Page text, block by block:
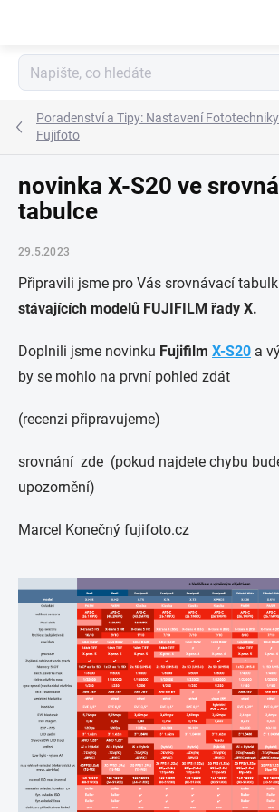
Poradenství a Tipy: Nastavení
Fujifoto
novinka X-S20 ve
tabulce
29.5.2023
Připravili jsme pro Vás srovnávací
stávajících modelů FUJIFILM řady X.
Doplnili jsme novinku Fujifilm X-S20 a
by se mohlo na první pohled zdát
(recenzi připravujeme)
srovnání zde (pokud najdete chybu
upozornění)
Marcel Konečný fujifoto.cz